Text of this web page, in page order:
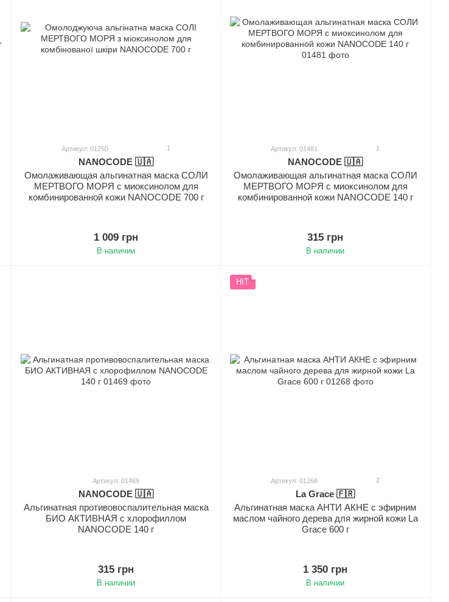
Артикул: 01250 1
NANOCODE 🇺🇦
Омолаживающая альгинатная маска СОЛИ
МЕРТВОГО МОРЯ с миоксинолом для
комбинированной кожи NANOCODE 700 г
1 009 грн
В наличии
Артикул: 01481 1
NANOCODE 🇺🇦
Омолаживающая альгинатная маска СОЛИ
МЕРТВОГО МОРЯ с миоксинолом для
комбинированной кожи NANOCODE 140 г
315 грн
В наличии
Артикул: 01469
NANOCODE 🇺🇦
Альгинатная противовоспалительная маска
БИО АКТИВНАЯ с хлорофиллом
NANOCODE 140 г
315 грн
В наличии
HIT
Артикул: 01268 2
La Grace 🇫🇷
Альгинатная маска АНТИ АКНЕ с эфирним
маслом чайного дерева для жирной кожи La
Grace 600 г
1 350 грн
В наличии